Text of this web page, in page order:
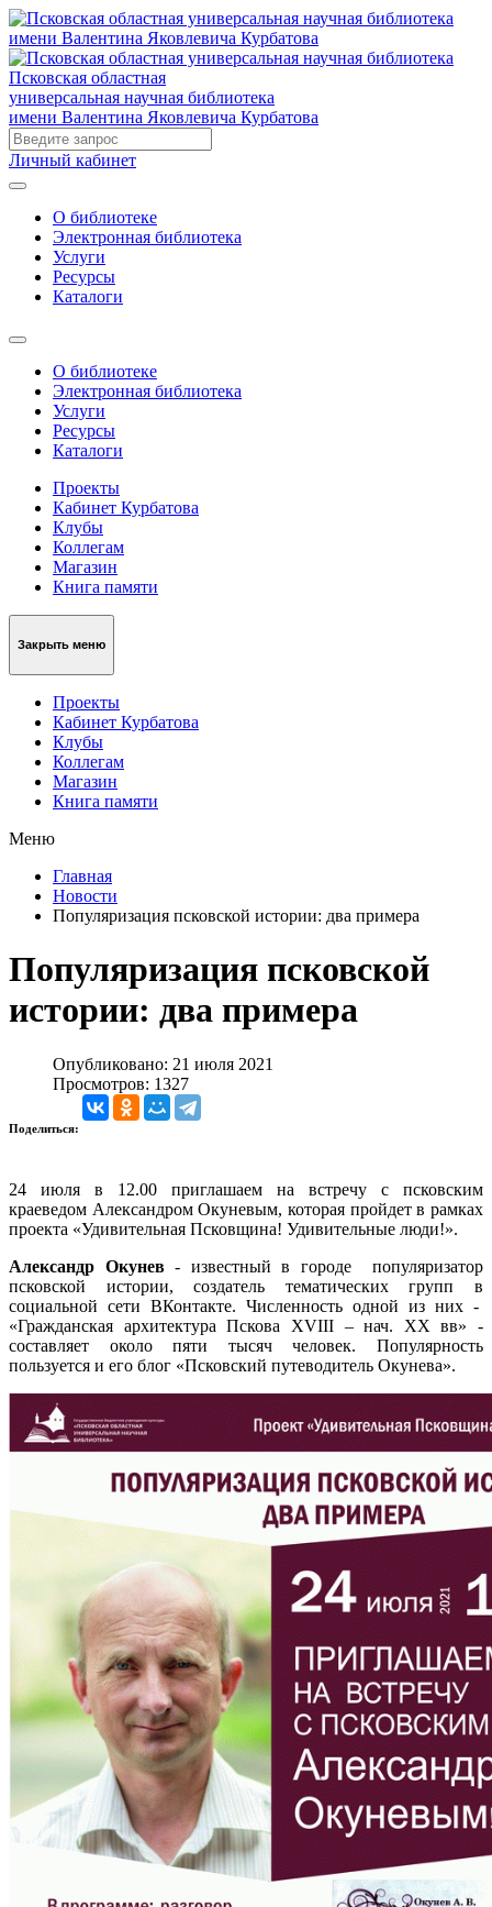
Псковская областная
универсальная научная библиотека
имени Валентина Яковлевича Курбатова
Личный кабинет
О библиотеке
Электронная библиотека
Услуги
Ресурсы
Каталоги
О библиотеке
Электронная библиотека
Услуги
Ресурсы
Каталоги
Проекты
Кабинет Курбатова
Клубы
Коллегам
Магазин
Книга памяти
Закрыть меню
Проекты
Кабинет Курбатова
Клубы
Коллегам
Магазин
Книга памяти
Меню
Главная
Новости
Популяризация псковской истории: два примера
Популяризация псковской
истории: два примера
Опубликовано: 21 июля 2021
Просмотров: 1327
Поделиться:
24 июля в 12.00 приглашаем на встречу с псковским
краеведом Александром Окуневым, которая пройдет в рамках
проекта «Удивительная Псковщина! Удивительные люди!».
Александр Окунев- известный в городе популяризатор
псковской истории, создатель тематических групп в
социальной сети ВКонтакте. Численность одной из них -
«Гражданская архитектура Пскова XVIII – нач. XX вв» -
составляет около пяти тысяч человек. Популярность
пользуется и его блог «Псковский путеводитель Окунева».